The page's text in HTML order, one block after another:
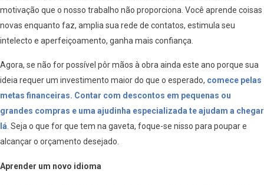
motivação que o nosso trabalho não proporciona. Você aprende coisas
novas enquanto faz, amplia sua rede de contatos, estimula seu
intelecto e aperfeiçoamento, ganha mais confiança.
Agora, se não for possível pôr mãos à obra ainda este ano porque sua
ideia requer um investimento maior do que o esperado, comece pelas
metas financeiras. Contar com descontos em pequenas ou
grandes compras e uma ajudinha especializada te ajudam a chegar
lá . Seja o que for que tem na gaveta, foque-se nisso para poupar e
alcançar o orçamento desejado.
Aprender um novo idioma